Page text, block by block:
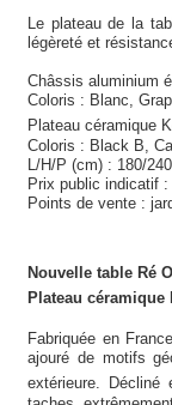
Le plateau de la
légèreté et
Châssis aluminium
Coloris : Blanc,
Plateau céramique
Coloris : Black B,
L/H/P (cm) : 180/
Prix public indicatif
Points de vente :
Nouvelle table Ré
Plateau céramique
Fabriquée en
ajouré de motifs
extérieure.